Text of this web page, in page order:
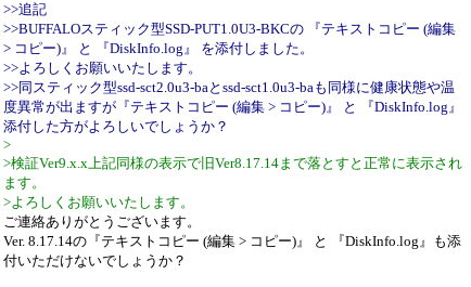
>>追記
>>BUFFALOスティック型SSD-PUT1.0U3-BKCの 『テキストコピー (編集
> コピー)』 と 『DiskInfo.log』 を添付しました。
>>よろしくお願いいたします。
>>同スティック型ssd-sct2.0u3-baとssd-sct1.0u3-baも同様に健康状態や温
度異常が出ますが『テキストコピー (編集 > コピー)』 と 『DiskInfo.log』
添付した方がよろしいでしょうか？
>
>検証Ver9.x.x上記同様の表示で旧Ver8.17.14まで落とすと正常に表示され
ます。
>よろしくお願いいたします。
ご連絡ありがとうございます。
Ver. 8.17.14の『テキストコピー (編集 > コピー)』 と 『DiskInfo.log』も添
付いただけないでしょうか？